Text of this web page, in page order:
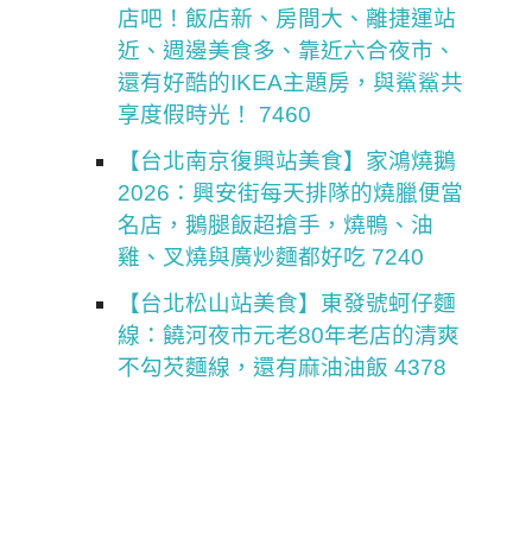
店吧！飯店新、房間大、離捷運站
近、週邊美食多、靠近六合夜市、
還有好酷的IKEA主題房，與鯊鯊共
享度假時光！ 7460
【台北南京復興站美食】家鴻燒鵝
2026：興安街每天排隊的燒臘便當
名店，鵝腿飯超搶手，燒鴨、油
雞、叉燒與廣炒麵都好吃 7240
【台北松山站美食】東發號蚵仔麵
線：饒河夜市元老80年老店的清爽
不勾芡麵線，還有麻油油飯 4378